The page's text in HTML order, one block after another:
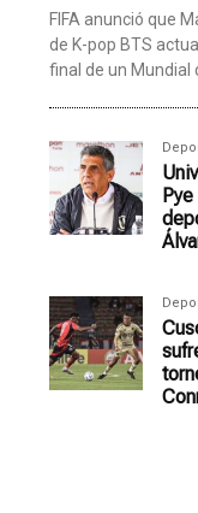
FIFA anunció que
de K-pop BTS
final de un Mundial